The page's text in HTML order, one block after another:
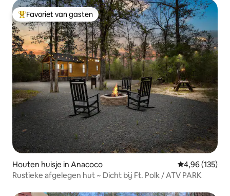
Topfavoriet van gasten
Favoriet van gasten
Houten huisje in Anacoco Gemiddelde
4,96 (135)
Rustieke afgelegen hut ~ Dicht bij Ft. Polk / ATV PARK